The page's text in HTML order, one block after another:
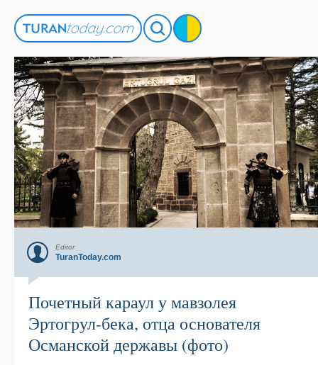
Editor
TuranToday.com
Почетный караул у мавзолея
Эртогрул-бека, отца основателя
Османской державы (фото)